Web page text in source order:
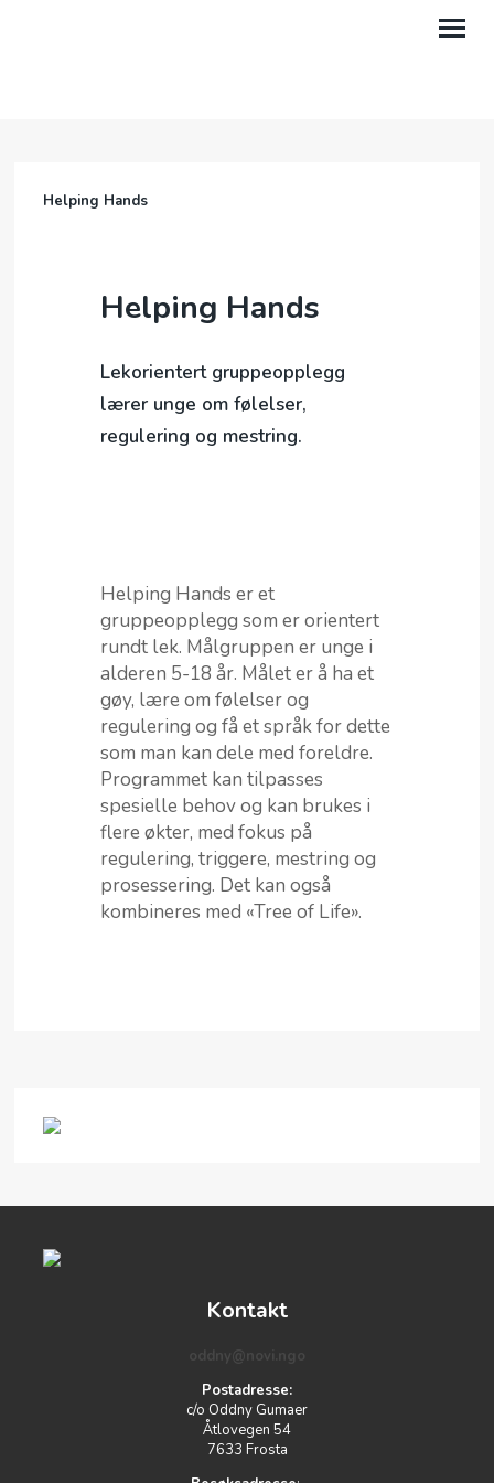
STØTT OSS
Helping Hands
Helping Hands
Lekorientert gruppeopplegg
lærer unge om følelser,
regulering og mestring.
Helping Hands er et
gruppeopplegg som er orientert
rundt lek. Målgruppen er unge i
alderen 5-18 år. Målet er å ha et
gøy, lære om følelser og
regulering og få et språk for dette
som man kan dele med foreldre.
Programmet kan tilpasses
spesielle behov og kan brukes i
flere økter, med fokus på
regulering, triggere, mestring og
prosessering. Det kan også
kombineres med «Tree of Life».
Kontakt
oddny@novi.ngo
Postadresse:
c/o Oddny Gumaer
Åtlovegen 54
7633 Frosta